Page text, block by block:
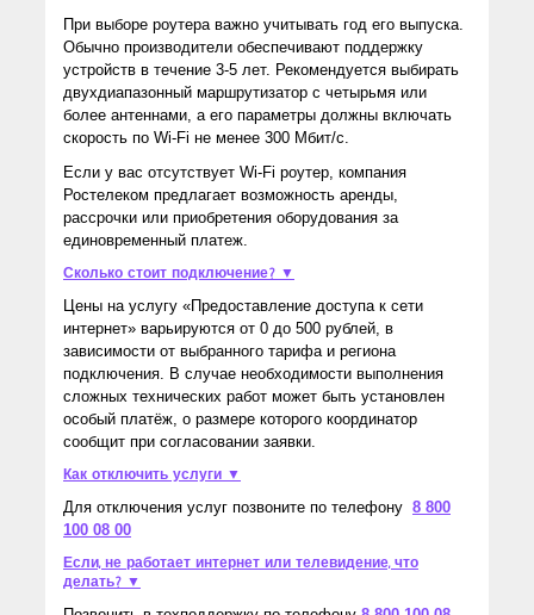
При выборе роутера важно учитывать год его выпуска.
Обычно производители обеспечивают поддержку
устройств в течение 3-5 лет. Рекомендуется выбирать
двухдиапазонный маршрутизатор с четырьмя или
более антеннами, а его параметры должны включать
скорость по Wi-Fi не менее 300 Мбит/с.
Если у вас отсутствует Wi-Fi роутер, компания
Ростелеком предлагает возможность аренды,
рассрочки или приобретения оборудования за
единовременный платеж.
Сколько стоит подключение? ▼
Цены на услугу «Предоставление доступа к сети
интернет» варьируются от 0 до 500 рублей, в
зависимости от выбранного тарифа и региона
подключения. В случае необходимости выполнения
сложных технических работ может быть установлен
особый платёж, о размере которого координатор
сообщит при согласовании заявки.
Как отключить услуги ▼
Для отключения услуг позвоните по телефону 8 800
100 08 00
Если, не работает интернет или телевидение, что
делать? ▼